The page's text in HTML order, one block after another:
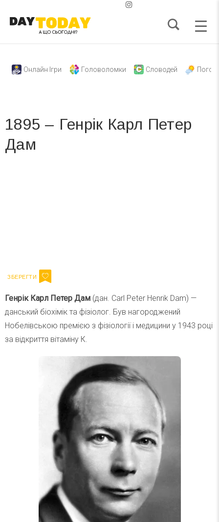
Онлайн Ігри Головоломки Словодей
1895 – Генрік Карл Петер
Дам
Генрік Карл Петер Дам (дан. Carl Peter Henrik Dam) —
данський біохімік та фізіолог. Був нагороджений
Нобелівською премією з фізіології і медицини у 1943 році
за відкриття вітаміну К.